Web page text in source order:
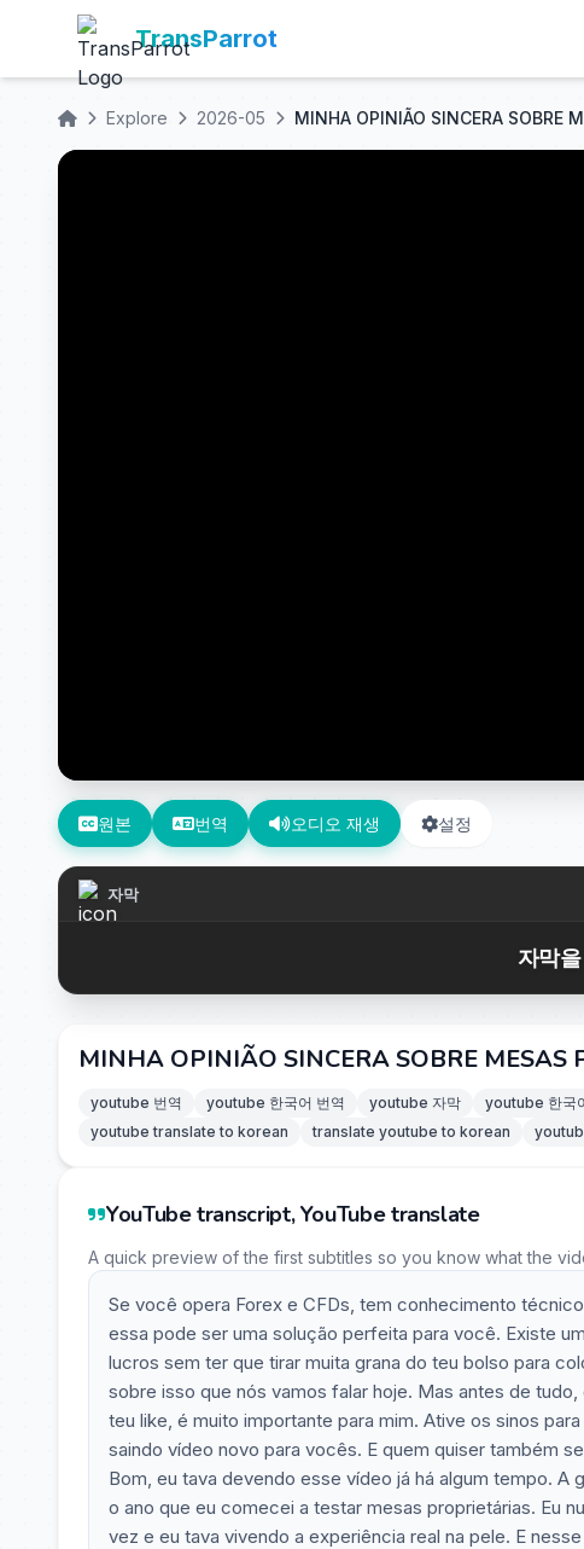
TransParrot
Explore 2026-05
원본 번역 오디오 재생 설정
자막
자막
MINHA OPINIÃO SINCERA SOBRE MESAS
youtube 번역 youtube 한국어 번역 youtube 자막 youtube 한국
youtube translate to korean
translate youtube to korean
YouTube transcript, YouTube translate
A quick preview of the first subtitles so you know what the
Se você opera Forex e CFDs, tem conhecimento
essa pode ser uma solução perfeita para você. Existe
lucros sem ter que tirar muita grana do teu bolso para
sobre isso que nós vamos falar hoje. Mas antes de
teu like, é muito importante para mim. Ative os sinos
saindo vídeo novo para vocês. E quem quiser também
Bom, eu tava devendo esse vídeo já há algum tempo.
o ano que eu comecei a testar mesas proprietárias. Eu
vez e eu tava vivendo a experiência real na pele. E